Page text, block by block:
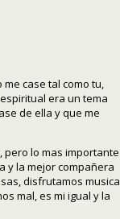
case tal como tu,
era un tema
de ella y que me
pero lo mas importante
y la mejor compañera
disfrutamos musica
mal, es mi igual y la